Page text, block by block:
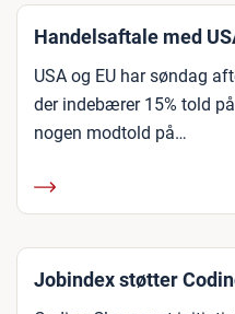
Handelsaftale med
USA og EU har søndag
der indebærer 15% told
nogen modtold på…
Jobindex støtter